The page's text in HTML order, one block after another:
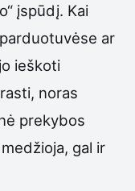
įspūdį. Kai
ar
ieškoti
noras
prekybos
gal ir